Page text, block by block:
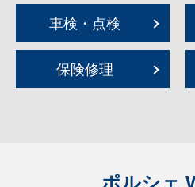
車検・点検
保険修理